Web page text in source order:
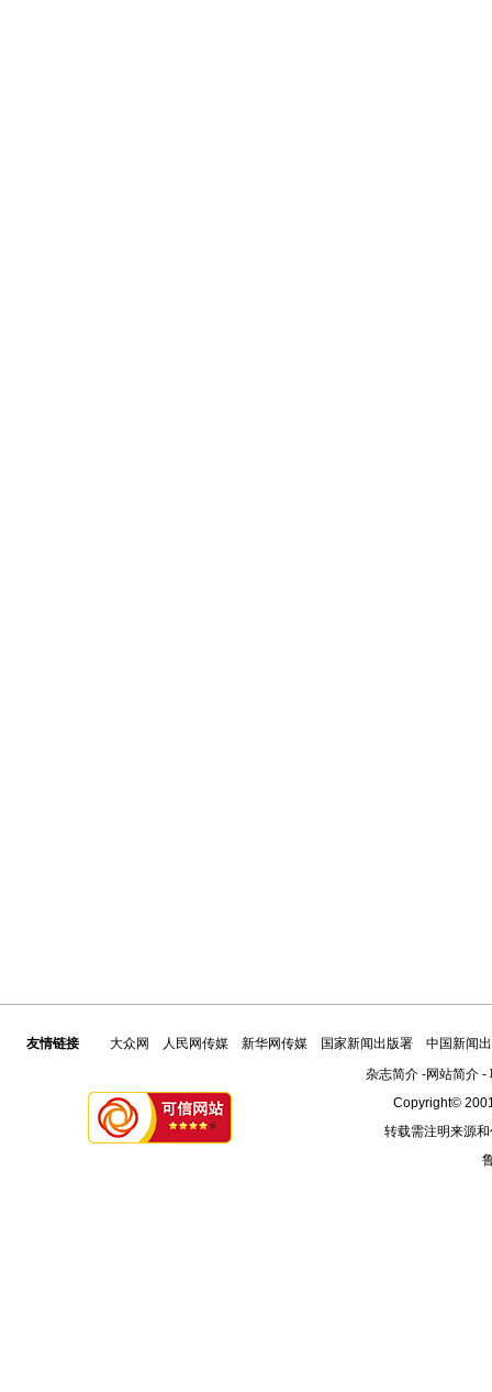
友情链接 大众网 人民网传媒 新华网传媒 国家新闻出版署
中国新闻
杂志简介-网站简介-
Copyright©
转载需注明来源